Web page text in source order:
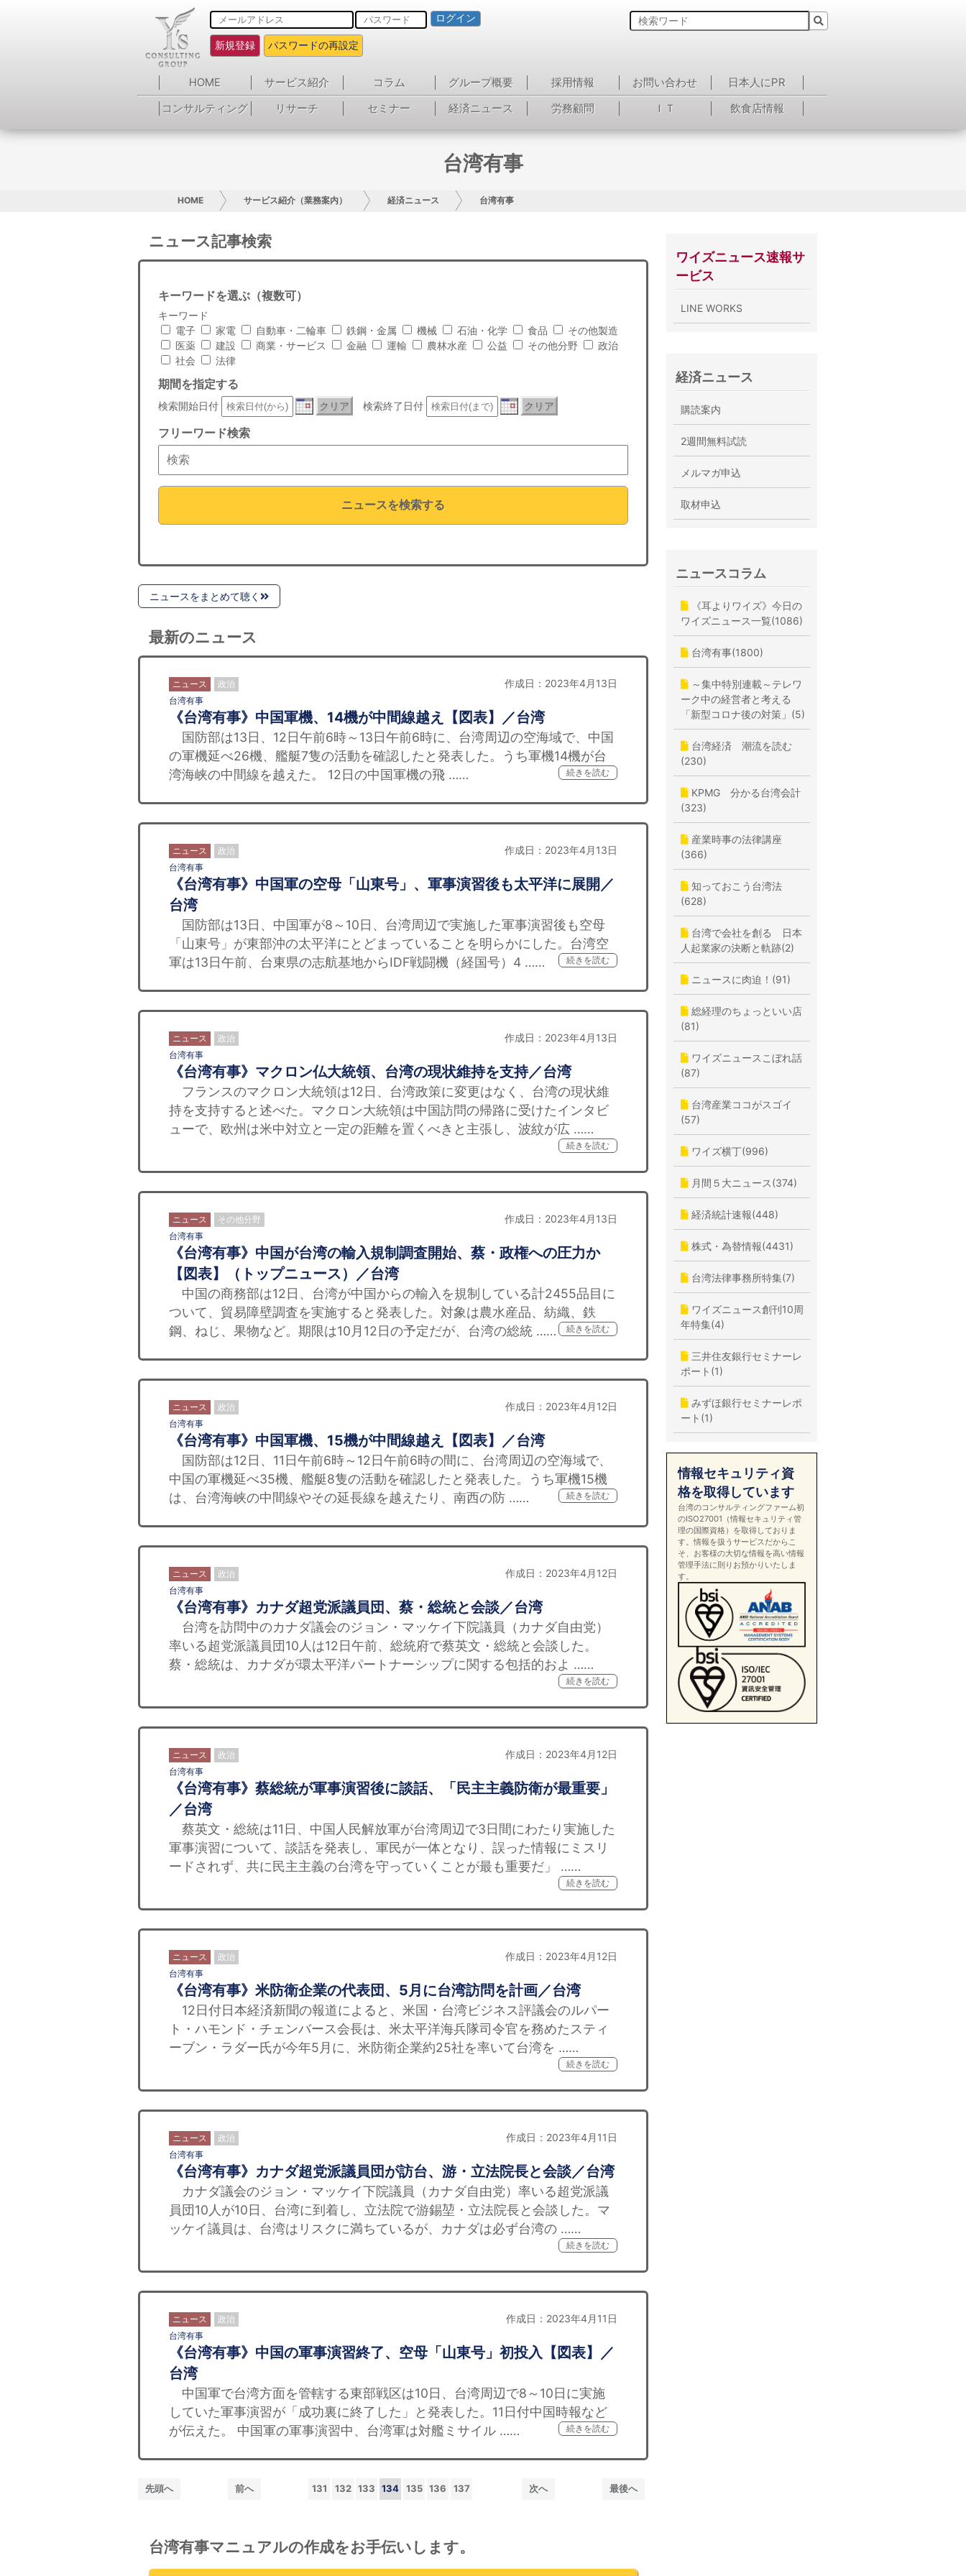
ログイン
新規登録 パスワードの再設定
HOME サービス紹介 コラム グループ概要 採用情報 お問い合わせ
日本人にPR
コンサルティング
リサーチ セミナー 経済ニュース 労務顧問 ＩＴ 飲食店情報
台湾有事
HOME サービス紹介（業務案内） 経済ニュース 台湾有事
ニュース記事検索
キーワードを選ぶ（複数可）
キーワード
電子
家電 自動車・二輪車 鉄鋼・金属 機械 石油・化学 食品
その他製造
医薬
建設 商業・サービス 金融 運輸 農林水産 公益 その他分野
政治
社会
法律
期間を指定する
検索開始日付 クリア 検索終了日付 クリア
フリーワード検索
ニュースを検索する
ニュースをまとめて聴く
最新のニュース
ニュース 政治 作成日：2023年4月13日
台湾有事
《台湾有事》中国軍機、14機が中間線越え【図表】／台湾
国防部は13日、12日午前6時～13日午前6時に、台湾周辺の空海域で、中国
の軍機延べ26機、艦艇7隻の活動を確認したと発表した。うち軍機14機が台
湾海峡の中間線を越えた。 12日の中国軍機の飛 ……
続きを読む
ニュース 政治 作成日：2023年4月13日
台湾有事
《台湾有事》中国軍の空母「山東号」、軍事演習後も太平洋に展開／
台湾
国防部は13日、中国軍が8～10日、台湾周辺で実施した軍事演習後も空母
「山東号」が東部沖の太平洋にとどまっていることを明らかにした。台湾空
軍は13日午前、台東県の志航基地からIDF戦闘機（経国号）4 ……
続きを読む
ニュース 政治 作成日：2023年4月13日
台湾有事
《台湾有事》マクロン仏大統領、台湾の現状維持を支持／台湾
フランスのマクロン大統領は12日、台湾政策に変更はなく、台湾の現状維
持を支持すると述べた。マクロン大統領は中国訪問の帰路に受けたインタビ
ューで、欧州は米中対立と一定の距離を置くべきと主張し、波紋が広 ……
続きを読む
ニュース その他分野 作成日：2023年4月13日
台湾有事
《台湾有事》中国が台湾の輸入規制調査開始、蔡・政権への圧力か
【図表】（トップニュース）／台湾
中国の商務部は12日、台湾が中国からの輸入を規制している計2455品目に
ついて、貿易障壁調査を実施すると発表した。対象は農水産品、紡織、鉄
鋼、ねじ、果物など。期限は10月12日の予定だが、台湾の総統 ……
続きを読む
ニュース 政治 作成日：2023年4月12日
台湾有事
《台湾有事》中国軍機、15機が中間線越え【図表】／台湾
国防部は12日、11日午前6時～12日午前6時の間に、台湾周辺の空海域で、
中国の軍機延べ35機、艦艇8隻の活動を確認したと発表した。うち軍機15機
は、台湾海峡の中間線やその延長線を越えたり、南西の防 ……
続きを読む
ニュース 政治 作成日：2023年4月12日
台湾有事
《台湾有事》カナダ超党派議員団、蔡・総統と会談／台湾
台湾を訪問中のカナダ議会のジョン・マッケイ下院議員（カナダ自由党）
率いる超党派議員団10人は12日午前、総統府で蔡英文・総統と会談した。
蔡・総統は、カナダが環太平洋パートナーシップに関する包括的およ ……
続きを読む
ニュース 政治 作成日：2023年4月12日
台湾有事
《台湾有事》蔡総統が軍事演習後に談話、「民主主義防衛が最重要」
／台湾
蔡英文・総統は11日、中国人民解放軍が台湾周辺で3日間にわたり実施した
軍事演習について、談話を発表し、軍民が一体となり、誤った情報にミスリ
ードされず、共に民主主義の台湾を守っていくことが最も重要だ」 ……
続きを読む
ニュース 政治 作成日：2023年4月12日
台湾有事
《台湾有事》米防衛企業の代表団、5月に台湾訪問を計画／台湾
12日付日本経済新聞の報道によると、米国・台湾ビジネス評議会のルパー
ト・ハモンド・チェンバース会長は、米太平洋海兵隊司令官を務めたスティ
ーブン・ラダー氏が今年5月に、米防衛企業約25社を率いて台湾を ……
続きを読む
ニュース 政治 作成日：2023年4月11日
台湾有事
《台湾有事》カナダ超党派議員団が訪台、游・立法院長と会談／台湾
カナダ議会のジョン・マッケイ下院議員（カナダ自由党）率いる超党派議
員団10人が10日、台湾に到着し、立法院で游錫堃・立法院長と会談した。マ
ッケイ議員は、台湾はリスクに満ちているが、カナダは必ず台湾の ……
続きを読む
ニュース 政治 作成日：2023年4月11日
台湾有事
《台湾有事》中国の軍事演習終了、空母「山東号」初投入【図表】／
台湾
中国軍で台湾方面を管轄する東部戦区は10日、台湾周辺で8～10日に実施
していた軍事演習が「成功裏に終了した」と発表した。11日付中国時報など
が伝えた。 中国軍の軍事演習中、台湾軍は対艦ミサイル ……
続きを読む
先頭へ 前へ 131 132 133 134 135 136 137 次へ 最後へ
台湾有事マニュアルの作成をお手伝いします。
ワイズニュース速報サ
ービス
LINE WORKS
経済ニュース
購読案内
2週間無料試読
メルマガ申込
取材申込
ニュースコラム
《耳よりワイズ》今日の
ワイズニュース一覧(1086)
台湾有事(1800)
～集中特別連載～テレワ
ーク中の経営者と考える
「新型コロナ後の対策」(5)
台湾経済 潮流を読む
(230)
KPMG 分かる台湾会計
(323)
産業時事の法律講座
(366)
知っておこう台湾法
(628)
台湾で会社を創る 日本
人起業家の決断と軌跡(2)
ニュースに肉迫！(91)
総経理のちょっといい店
(81)
ワイズニュースこぼれ話
(87)
台湾産業ココがスゴイ
(57)
ワイズ横丁(996)
月間５大ニュース(374)
経済統計速報(448)
株式・為替情報(4431)
台湾法律事務所特集(7)
ワイズニュース創刊10周
年特集(4)
三井住友銀行セミナーレ
ポート(1)
みずほ銀行セミナーレポ
ート(1)
情報セキュリティ資
格を取得しています
台湾のコンサルティングファーム初
のISO27001（情報セキュリティ管
理の国際資格）を取得しておりま
す。情報を扱うサービスだからこ
そ、お客様の大切な情報を高い情報
管理手法に則りお預かりいたしま
す。